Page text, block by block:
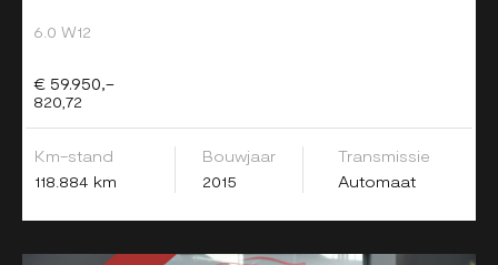
6.0 W12
€ 59.950,-
820,72
Km-stand
118.884 km
Bouwjaar
2015
Transmissie
Automaat